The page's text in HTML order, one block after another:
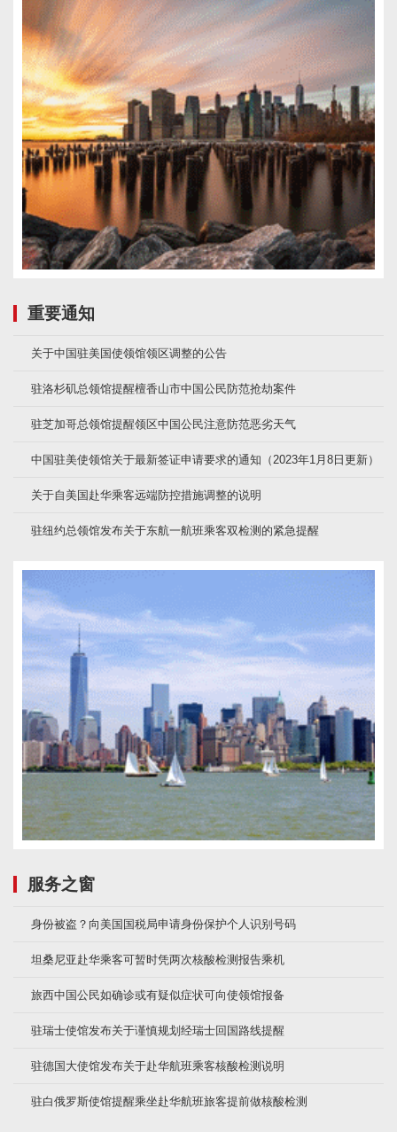
重要通知
关于中国驻美国使领馆领区调整的公告
驻洛杉矶总领馆提醒檀香山市中国公民防范抢劫案件
驻芝加哥总领馆提醒领区中国公民注意防范恶劣天气
中国驻美使领馆关于最新签证申请要求的通知（2023年1月8日更新）
关于自美国赴华乘客远端防控措施调整的说明
驻纽约总领馆发布关于东航一航班乘客双检测的紧急提醒
服务之窗
身份被盗？向美国国税局申请身份保护个人识别号码
坦桑尼亚赴华乘客可暂时凭两次核酸检测报告乘机
旅西中国公民如确诊或有疑似症状可向使领馆报备
驻瑞士使馆发布关于谨慎规划经瑞士回国路线提醒
驻德国大使馆发布关于赴华航班乘客核酸检测说明
驻白俄罗斯使馆提醒乘坐赴华航班旅客提前做核酸检测